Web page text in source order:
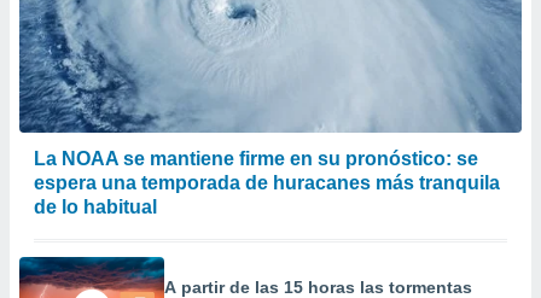
La NOAA se mantiene firme en su pronóstico: se
espera una temporada de huracanes más tranquila
de lo habitual
A partir de las 15 horas las tormentas